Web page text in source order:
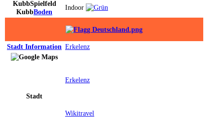
KubbSpielfeld
KubbBoden
Indoor
Stadt Information Erkelenz
Stadt
Erkelenz
Wikitravel